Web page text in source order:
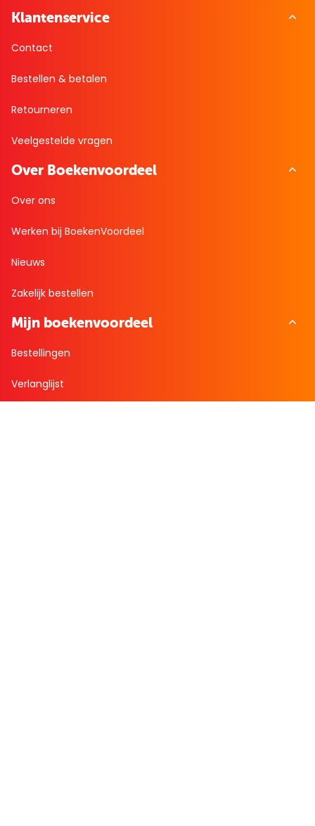
Klantenservice
Contact
Bestellen & betalen
Retourneren
Veelgestelde vragen
Over Boekenvoordeel
Over ons
Werken bij BoekenVoordeel
Nieuws
Zakelijk bestellen
Mijn boekenvoordeel
Bestellingen
Verlanglijst